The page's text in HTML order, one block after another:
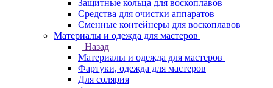
Защитные кольца для воскоплавов
Средства для очистки аппаратов
Сменные контейнеры для воскоплавов
Материалы и одежда для мастеров
Назад
Материалы и одежда для мастеров
Фартуки, одежда для мастеров
Для солярия